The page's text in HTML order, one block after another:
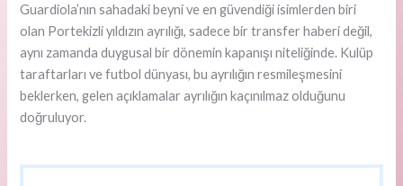
Guardiola’nın sahadaki beyni ve en güvendiği isimlerden biri
olan Portekizli yıldızın ayrılığı, sadece bir transfer haberi değil,
aynı zamanda duygusal bir dönemin kapanışı niteliğinde. Kulüp
taraftarları ve futbol dünyası, bu ayrılığın resmileşmesini
beklerken, gelen açıklamalar ayrılığın kaçınılmaz olduğunu
doğruluyor.